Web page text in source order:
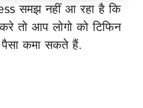
समझ नहीं आ रहा है कि
तो आप लोगो को टिफिन
पैसा कमा सकते हैं.